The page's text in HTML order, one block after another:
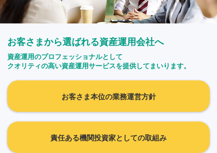
お客さまから選ばれる資産運用会社へ
資産運用のプロフェッショナルとして
クオリティの高い資産運用サービスを提供してまいります。
お客さま本位の業務運営方針
責任ある機関投資家としての取組み